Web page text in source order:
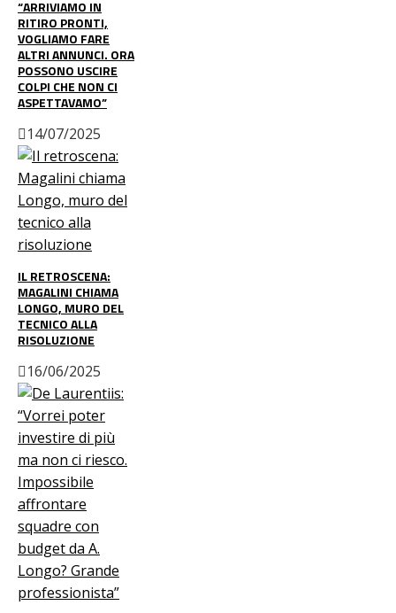
“ARRIVIAMO IN
RITIRO PRONTI,
VOGLIAMO FARE
ALTRI ANNUNCI. ORA
POSSONO USCIRE
COLPI CHE NON CI
ASPETTAVAMO”
14/07/2025
IL RETROSCENA:
MAGALINI CHIAMA
LONGO, MURO DEL
TECNICO ALLA
RISOLUZIONE
16/06/2025